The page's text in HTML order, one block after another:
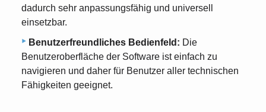
dadurch sehr anpassungsfähig und universell
einsetzbar.
Benutzerfreundliches Bedienfeld: Die
Benutzeroberfläche der Software ist einfach zu
navigieren und daher für Benutzer aller technischen
Fähigkeiten geeignet.